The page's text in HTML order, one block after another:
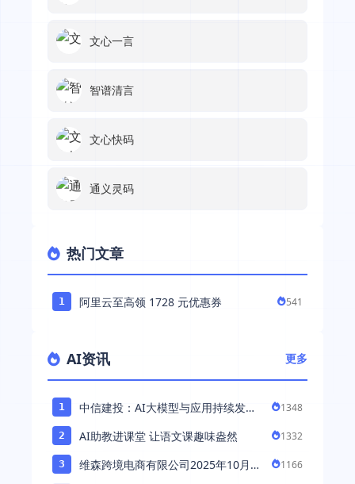
文心一言
智谱清言
文心快码
通义灵码
热门文章
1 阿里云至高领 1728 元优惠券 541
AI资讯 更多
1
中信建投：AI大模型与应用持续发展
1348
2 AI助教进课堂 让语文课趣味盎然 1332
3
维森跨境电商有限公司2025年10月落
1166